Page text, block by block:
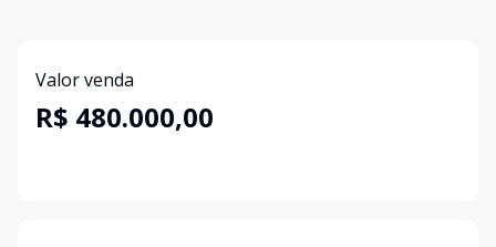
Valor venda
R$ 480.000,00